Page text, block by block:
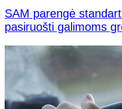
SAM parengė
pasiruošti galimoms